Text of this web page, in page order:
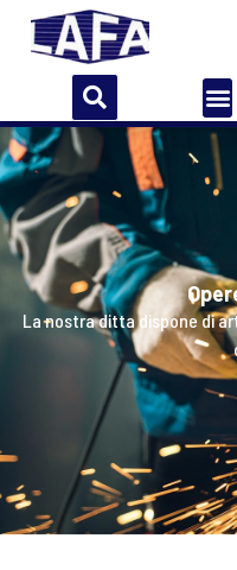
Home Azienda
Contatti
La nostra ditta dispone di